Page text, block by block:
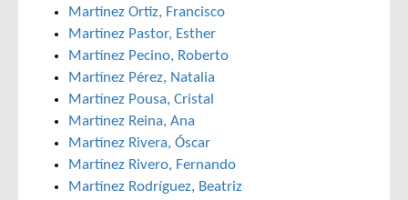
Martínez Ortiz, Francisco
Martínez Pastor, Esther
Martínez Pecino, Roberto
Martínez Pérez, Natalia
Martínez Pousa, Cristal
Martínez Reina, Ana
Martínez Rivera, Óscar
Martínez Rivero, Fernando
Martínez Rodríguez, Beatriz